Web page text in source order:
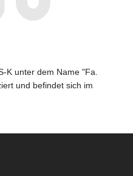
K unter dem Name "Fa.
und befindet sich im